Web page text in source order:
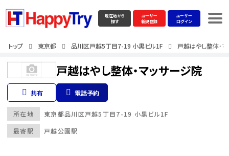
現在地から
探す
ユーザー
新規登録
ユーザー
ログイン
トップ 東京都 品川区戸越5丁目7-19 小黒ビル1F 戸越はやし整体・
戸越はやし整体・マッサージ院
共有 電話予約
最寄駅 戸越公園駅
所在地 東京都品川区戸越5丁目7-19 小黒ビル1F